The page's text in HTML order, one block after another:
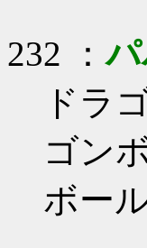
232 ：
ドラ
ゴン
ボー